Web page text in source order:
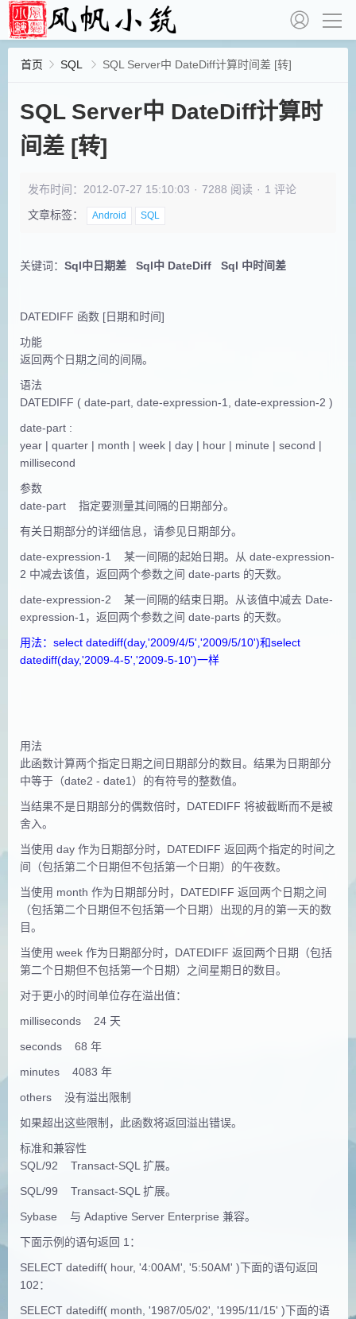
首页 SQL SQL Server中 DateDiff计算时间差 [转]
SQL Server中 DateDiff计算时
间差 [转]
发布时间：2012-07-27 15:10:03 · 7288 阅读 · 1 评论
文章标签：
Android SQL
关键词： Sql中日期差 Sql中 DateDiff Sql 中时间差
DATEDIFF 函数 [日期和时间]
功能
返回两个日期之间的间隔。
语法
DATEDIFF ( date-part, date-expression-1, date-expression-2 )
date-part :
year | quarter | month | week | day | hour | minute | second |
millisecond
参数
date-part 指定要测量其间隔的日期部分。
有关日期部分的详细信息，请参见日期部分。
date-expression-1 某一间隔的起始日期。从 date-expression-
2 中减去该值，返回两个参数之间 date-parts 的天数。
date-expression-2 某一间隔的结束日期。从该值中减去 Date-
expression-1，返回两个参数之间 date-parts 的天数。
用法：select datediff(day,'2009/4/5','2009/5/10')和select
datediff(day,'2009-4-5','2009-5-10')一样
用法
此函数计算两个指定日期之间日期部分的数目。结果为日期部分
中等于（date2 - date1）的有符号的整数值。
当结果不是日期部分的偶数倍时，DATEDIFF 将被截断而不是被
舍入。
当使用 day 作为日期部分时，DATEDIFF 返回两个指定的时间之
间（包括第二个日期但不包括第一个日期）的午夜数。
当使用 month 作为日期部分时，DATEDIFF 返回两个日期之间
（包括第二个日期但不包括第一个日期）出现的月的第一天的数
目。
当使用 week 作为日期部分时，DATEDIFF 返回两个日期（包括
第二个日期但不包括第一个日期）之间星期日的数目。
对于更小的时间单位存在溢出值：
milliseconds 24 天
seconds 68 年
minutes 4083 年
others 没有溢出限制
如果超出这些限制，此函数将返回溢出错误。
标准和兼容性
SQL/92 Transact-SQL 扩展。
SQL/99 Transact-SQL 扩展。
Sybase 与 Adaptive Server Enterprise 兼容。
下面示例的语句返回 1：
SELECT datediff( hour, '4:00AM', '5:50AM' )下面的语句返回
102：
SELECT datediff( month, '1987/05/02', '1995/11/15' )下面的语